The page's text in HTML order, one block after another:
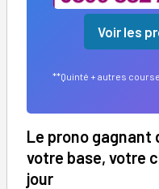
Voir les
**Quinté + autres
Le prono gagnant
votre base, votre
jour